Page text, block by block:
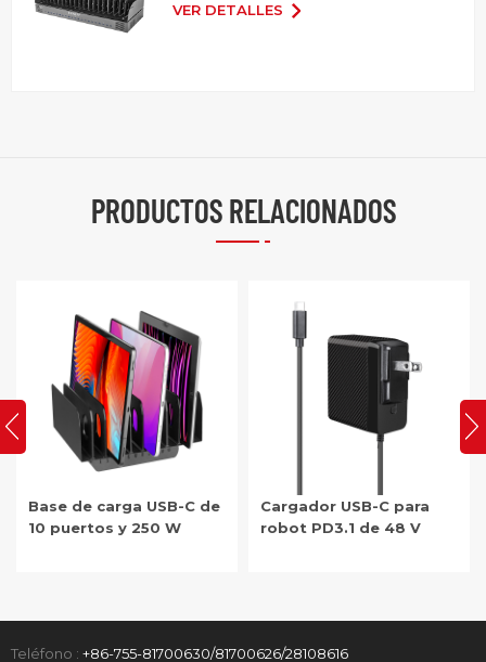
VER DETALLES
PRODUCTOS RELACIONADOS
Base de carga USB-C de
10 puertos y 250 W
Cargador USB-C para
robot PD3.1 de 48 V
Teléfono : +86-755-81700630/81700626/28108616